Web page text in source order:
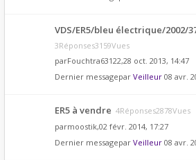
VDS/ER5/bleu électrique/2002/
3Réponses3159Vues
parFouchtra63122,28 oct. 2013, 14:47
Dernier messagepar Veilleur 08 avr.
ER5 à vendre 4Réponses2878Vues
parmoostik,02 févr. 2014, 17:27
Dernier messagepar Veilleur 08 avr.